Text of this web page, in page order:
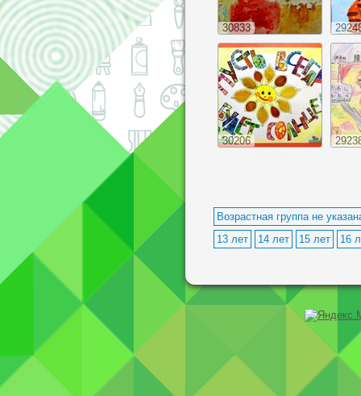
30833
30206
Возрастная группа не
13 лет
14 лет 15 лет 16